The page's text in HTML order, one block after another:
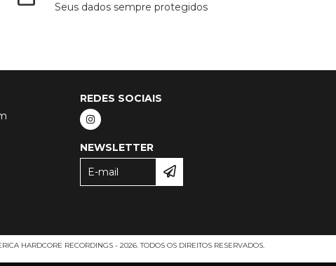
Seus dados sempre protegidos
REDES SOCIAIS
NEWSLETTER
HARDCORE RECORDINGS - 2026. TODOS OS DIREITOS RESERVADOS.